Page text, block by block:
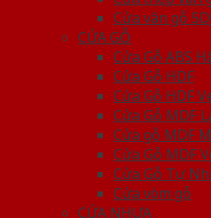
Cửa vân gỗ 5D
CỬA GỖ
Cửa Gỗ ABS
Cửa Gỗ HDF
Cửa Gỗ HDF
Cửa Gỗ MDF
Cửa gỗ MDF
Cửa Gỗ MDF
Cửa Gỗ Tự
Cửa vòm gỗ
CỬA NHỰA